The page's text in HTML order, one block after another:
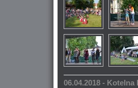
06.04.2018 - Kotelna